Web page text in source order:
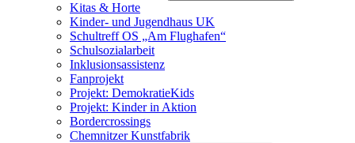
Kitas & Horte
Kinder- und Jugendhaus UK
Schultreff OS „Am Flughafen“
Schulsozialarbeit
Inklusionsassistenz
Fanprojekt
Projekt: DemokratieKids
Projekt: Kinder in Aktion
Bordercrossings
Chemnitzer Kunstfabrik